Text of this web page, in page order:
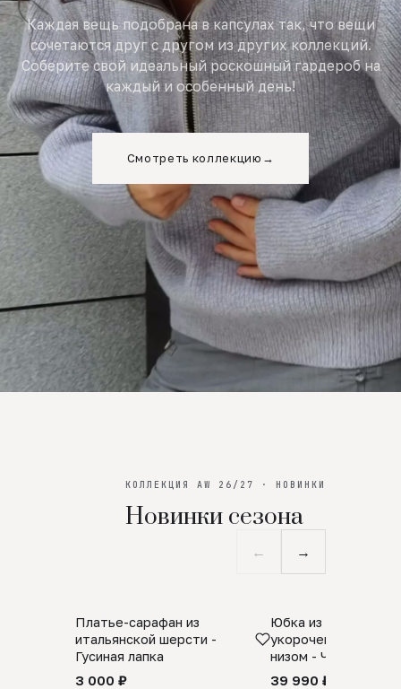
Каждая вещь подобрана в капсулах так, что вещи
сочетаются друг с другом из других коллекций.
Соберите свой идеальный роскошный гардероб на
каждый и особенный день!
Смотреть коллекцию →
КОЛЛЕКЦИЯ AW 26/27 · НОВИНКИ
Новинки сезона
← →
SALE
Платье-сарафан из
итальянской шерсти -
Гусиная лапка
3 000 ₽
ПРЕДЗАКАЗ
Юбка из
укороченная с
низом - Черный
39 990 ₽